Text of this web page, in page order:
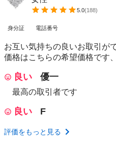
5.0(188)
身分証 電話番号
お互い気持ちの良いお取引が
価格はこちらの希望価格です
良い 優一
最高の取引者です
良い F
評価をもっと見る